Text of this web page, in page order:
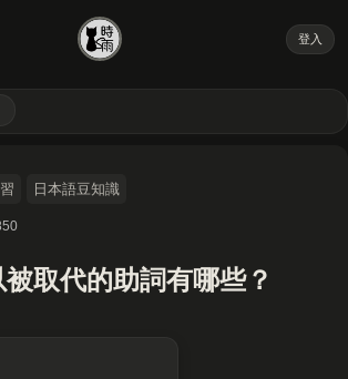
登入
日本語豆知識
被取代的助詞有哪些？